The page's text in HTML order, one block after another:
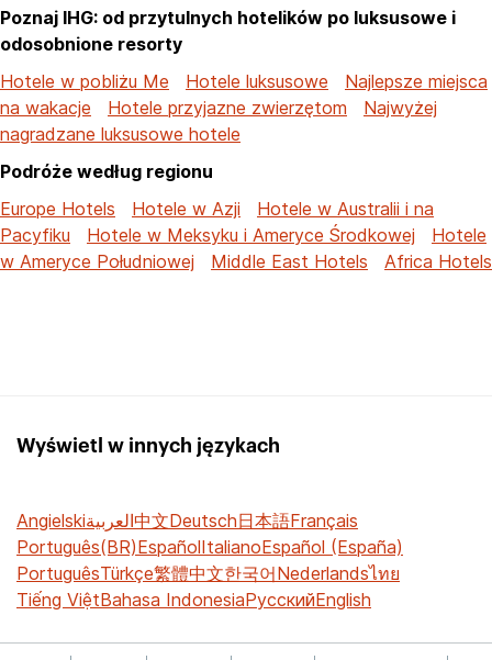
Poznaj IHG: od przytulnych hotelików po luksusowe i
odosobnione resorty
Hotele w pobliżu Me
Hotele luksusowe
Najlepsze miejsca
na wakacje
Hotele przyjazne zwierzętom
Najwyżej
nagradzane luksusowe hotele
Podróże według regionu
Europe Hotels
Hotele w Azji
Hotele w Australii i na
Pacyfiku
Hotele w Meksyku i Ameryce Środkowej
Hotele
w Ameryce Południowej
Middle East Hotels Africa Hotels
Wyświetl w innych językach
Angielskiالعربية中文Deutsch日本語Français
Português(BR)EspañolItalianoEspañol (España)
PortuguêsTürkçe繁體中文한국어Nederlandsไทย
Tiếng ViệtBahasa IndonesiaРусскийEnglish